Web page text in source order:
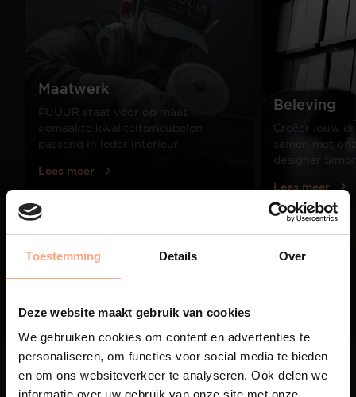
Toestemming Details Over
Deze website maakt gebruik van cookies
We gebruiken cookies om content en advertenties te
personaliseren, om functies voor social media te bieden
en om ons websiteverkeer te analyseren. Ook delen we
informatie over uw gebruik van onze site met onze
Maatwerk
PUUUR staat voor op maat
gemaakte kwaliteitsmeubelen
passend in ieder interieur.
Lees meer
Beleving
Creëer jouw
samen met
designer
Lees meer